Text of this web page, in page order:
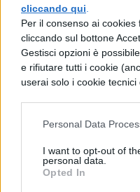
cliccando qui
Per il consenso ai
cliccando sul bottone
Gestisci opzioni è
e rifiutare tutti i cookie
userai solo i cookie tecnici
Personal Data
I want to opt-out of
personal data.
Opted In
Ad arricchire
network
bottoni: oltre al
verranno
"Ascoltato". Il